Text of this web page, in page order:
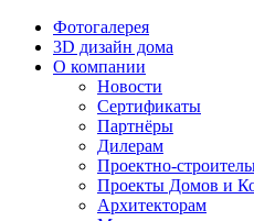
Фотогалерея
3D дизайн дома
О компании
Новости
Сертификаты
Партнёры
Дилерам
Проектно-
Проекты Домов и
Архитекторам